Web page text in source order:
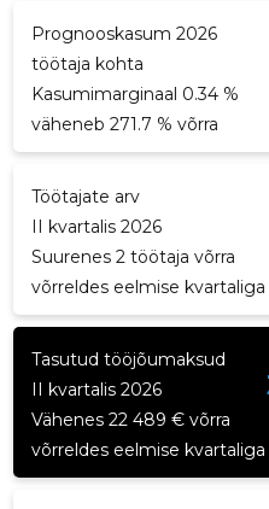
Prognooskasum 2026
töötaja kohta
Kasumimarginaal 0.34 %
väheneb 271.7 % võrra
Töötajate arv
II kvartalis 2026
Suurenes 2 töötaja võrra
võrreldes eelmise kvartaliga
Tasutud tööjõumaksud
II kvartalis 2026
Vähenes 22 489 € võrra
võrreldes eelmise kvartaliga